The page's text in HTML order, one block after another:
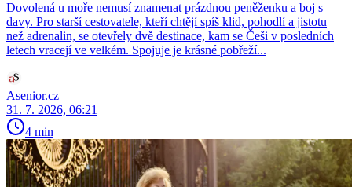
Dovolená u moře nemusí znamenat prázdnou peněženku a boj s
davy. Pro starší cestovatele, kteří chtějí spíš klid, pohodlí a jistotu
než adrenalin, se otevřely dvě destinace, kam se Češi v posledních
letech vracejí ve velkém. Spojuje je krásné pobřeží...
Asenior.cz
31. 7. 2026, 06:21
4 min